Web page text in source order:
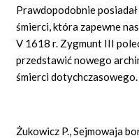
Prawdopodobnie
śmierci, która zapewne
V 1618 r. Zygmunt III
przedstawić nowego
śmierci dotychczasowego.
Żukowicz P., Sejmowaja